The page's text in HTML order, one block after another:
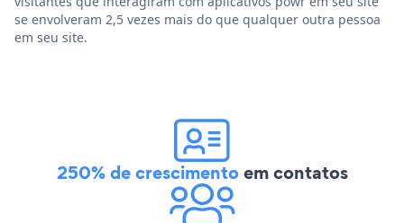
se envolveram 2,5 vezes mais do que qualquer outra pessoa
em seu site.
250% de crescimentoem contatos